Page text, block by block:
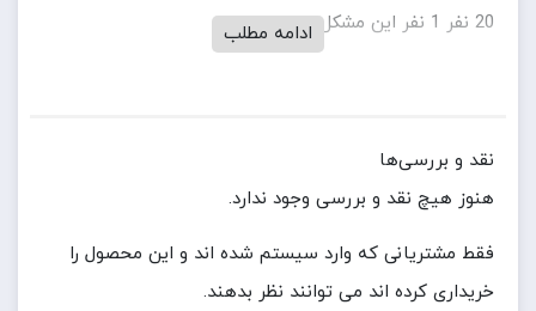
20 نفر 1 نفر این مشکل را دارد
ادامه مطلب
نقد و بررسی‌ها
هنوز هیچ نقد و بررسی وجود ندارد.
فقط مشتریانی که وارد سیستم شده اند و این محصول را
خریداری کرده اند می توانند نظر بدهند.